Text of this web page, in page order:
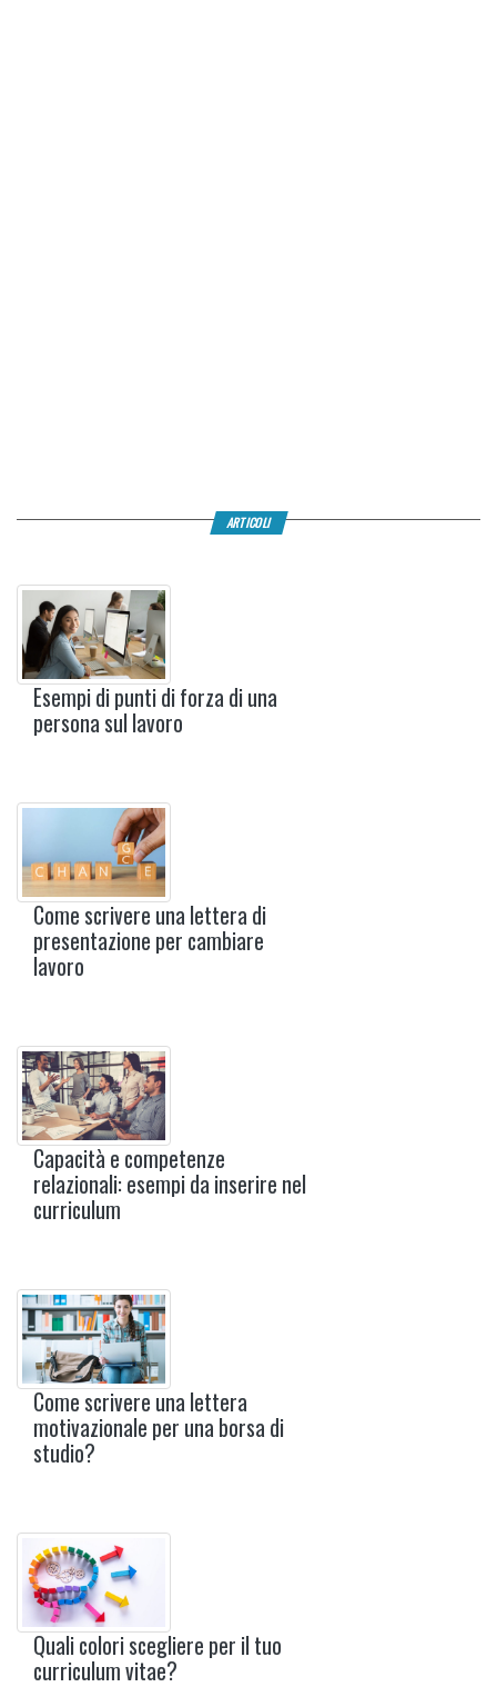
ARTICOLI
Esempi di punti di forza di una
persona sul lavoro
Come scrivere una lettera di
presentazione per cambiare
lavoro
Capacità e competenze
relazionali: esempi da inserire nel
curriculum
Come scrivere una lettera
motivazionale per una borsa di
studio?
Quali colori scegliere per il tuo
curriculum vitae?